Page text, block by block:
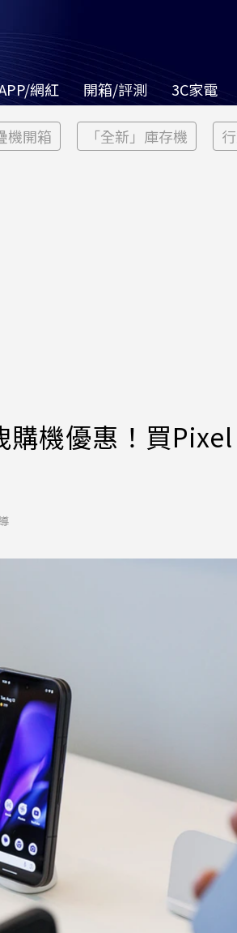
網紅 開箱/評測 3C家電
機開箱 「全新」庫存機
機優惠！買